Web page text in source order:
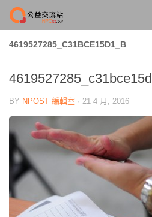
Skip to content
4619527285_C31BCE15D1_B
BY NPOST 編輯室 · 21 4 月, 2016